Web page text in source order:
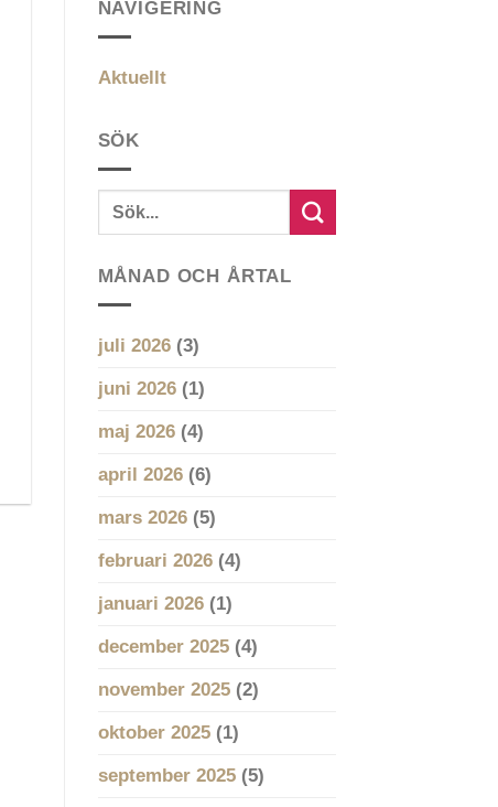
NAVIGERING
Aktuellt
SÖK
MÅNAD OCH ÅRTAL
juli 2026(3)
juni 2026(1)
maj 2026(4)
april 2026(6)
mars 2026(5)
februari 2026(4)
januari 2026(1)
december 2025(4)
november 2025(2)
oktober 2025(1)
september 2025(5)